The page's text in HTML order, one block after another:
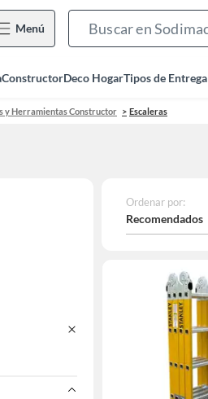
Menú
ConstructorDeco HogarTipos de Entrega
y Herramientas Constructor Escaleras
Ordenar por:
Recomendados